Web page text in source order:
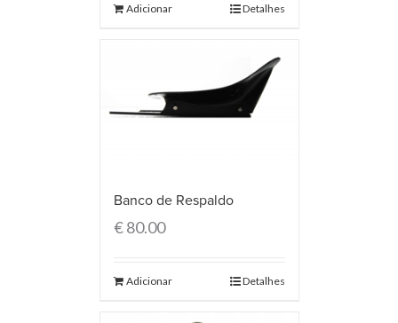
Adicionar Detalhes
Banco de Respaldo
€80.00
Adicionar Detalhes